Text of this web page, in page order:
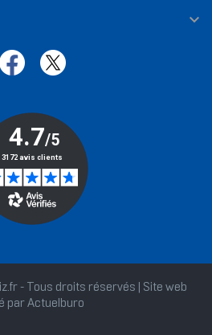

- Tous droits réservés | Site web
par Actuelburo